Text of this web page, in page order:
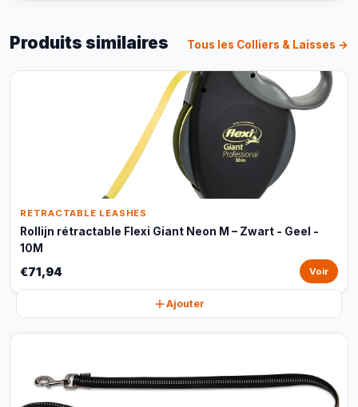
Produits similaires Tous les Colliers & Laisses →
RETRACTABLE LEASHES
Rollijn rétractable Flexi Giant Neon M – Zwart - Geel -
10M
€71,94 Voir
Ajouter